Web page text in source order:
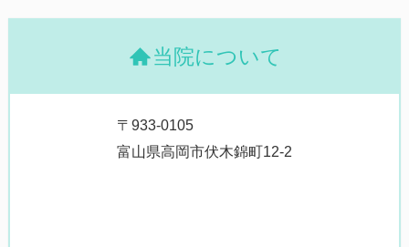
当院について
〒933-0105
富山県高岡市伏木錦町12-2